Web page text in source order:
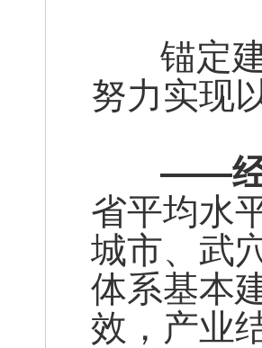
锚定建
努力实现
——经
省平均水
城市、武
体系基本
效，产业